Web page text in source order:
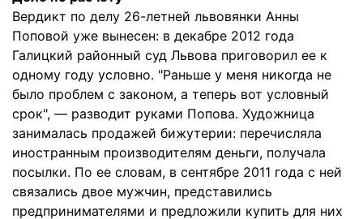
Вердикт по делу 26-летней львовянки Анны
Поповой уже вынесен: в декабре 2012 года
Галицкий районный суд Львова приговорил ее к
одному году условно. "Раньше у меня никогда не
было проблем с законом, а теперь вот условный
срок", — разводит руками Попова. Художница
занималась продажей бижутерии: перечисляла
иностранным производителям деньги, получала
посылки. По ее словам, в сентябре 2011 года с ней
связались двое мужчин, представились
предпринимателями и предложили купить для них